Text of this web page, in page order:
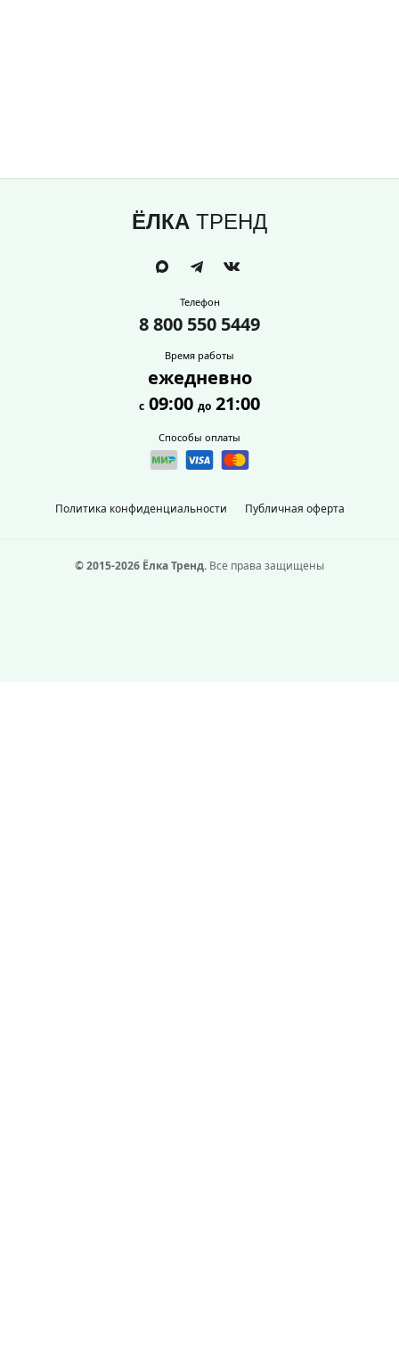
ЁЛКА ТРЕНД
Политика конфиденциальности Публичная оферта
Телефон
8 800 550 5449
Время работы
ежедневно
с 09:00 до 21:00
Способы оплаты
© 2015-2026 Ёлка Тренд. Все права защищены